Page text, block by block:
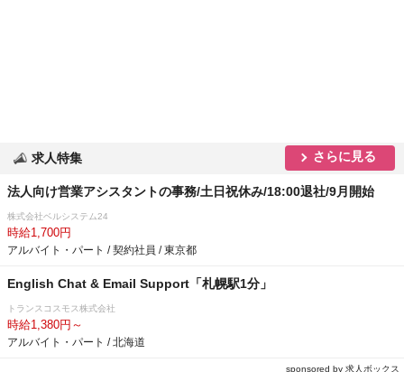
求人特集 さらに見る
法人向け営業アシスタントの事務/土日祝休み/18:00退社/9月開始
株式会社ベルシステム24
時給1,700円
アルバイト・パート / 契約社員 / 東京都
English Chat & Email Support「札幌駅1分」
トランスコスモス株式会社
時給1,380円～
アルバイト・パート / 北海道
sponsored by 求人ボックス